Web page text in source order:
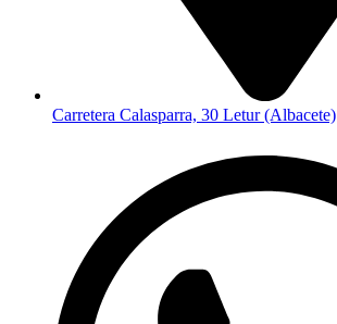
Carretera Calasparra, 30 Letur (Albacete)